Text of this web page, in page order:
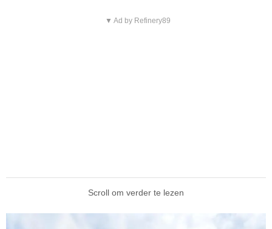
▼ Ad by Refinery89
Scroll om verder te lezen